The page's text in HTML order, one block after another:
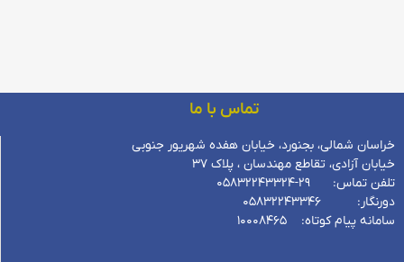
تماس با ما
خراسان شمالی، بجنورد، خیابان هفده شهریور جنوبی
خیابان آزادی، تقاطع مهندسان ، پلاک 37
تلفن تماس: 29-05832243324
دورنگار: 05832243346
سامانه پیام کوتاه: 10008465